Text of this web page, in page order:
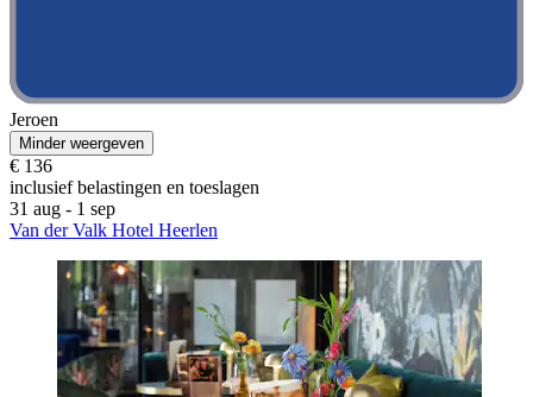
Jeroen
Minder weergeven
€ 136
inclusief belastingen en toeslagen
31 aug - 1 sep
Van der Valk Hotel Heerlen